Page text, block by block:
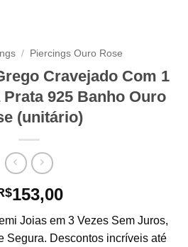
/ Piercings Ouro Rose
Cravejado Com 1
925 Banho Ouro
(unitário)
153,00
Joias em 3 Vezes Sem Juros,
Segura. Descontos incríveis até